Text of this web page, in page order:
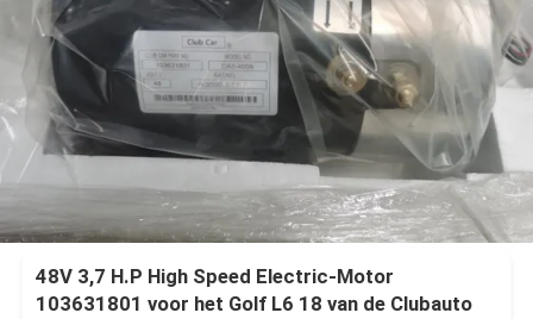
48V 3,7 H.P High Speed Electric-Motor
103631801 voor het Golf L6 18 van de Clubauto